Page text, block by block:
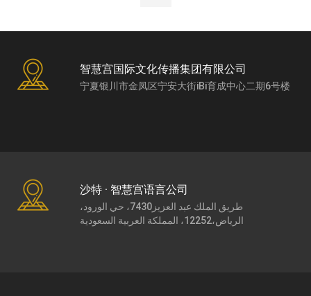
智慧宫国际文化传播集团有限公司
宁夏银川市金凤区宁安大街iBi育成中心二期6号楼
沙特 · 智慧宫语言公司
طريق الملك عبد العزيز7430، حي الورود،
الرياض،12252، المملكة العربية السعودية